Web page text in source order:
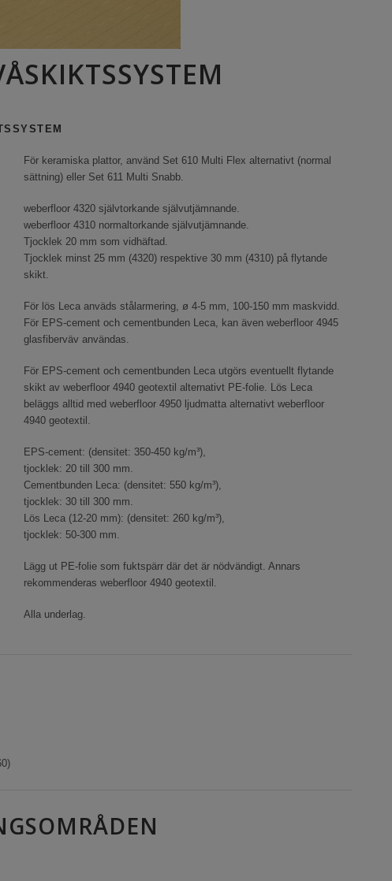
För keramiska plattor, använd Set 610 Multi Flex alternativt (normal
sättning) eller Set 611 Multi Snabb.
weberfloor 4320 självtorkande självutjämnande.
weberfloor 4310 normaltorkande självutjämnande.
Tjocklek 20 mm som vidhäftad.
Tjocklek minst 25 mm (4320) respektive 30 mm (4310) på flytande
skikt.
För lös Leca anväds stålarmering, ø 4-5 mm, 100-150 mm maskvidd.
För EPS-cement och cementbunden Leca, kan även weberfloor 4945
glasfiberväv användas.
För EPS-cement och cementbunden Leca utgörs eventuellt flytande
skikt av weberfloor 4940 geotextil alternativt PE-folie. Lös Leca
beläggs alltid med weberfloor 4950 ljudmatta alternativt weberfloor
4940 geotextil.
EPS-cement: (densitet: 350-450 kg/m³),
tjocklek: 20 till 300 mm.
Cementbunden Leca: (densitet: 550 kg/m³),
tjocklek: 30 till 300 mm.
Lös Leca (12-20 mm): (densitet: 260 kg/m³),
tjocklek: 50-300 mm.
Lägg ut PE-folie som fuktspärr där det är nödvändigt. Annars
rekommenderas weberfloor 4940 geotextil.
Alla underlag.